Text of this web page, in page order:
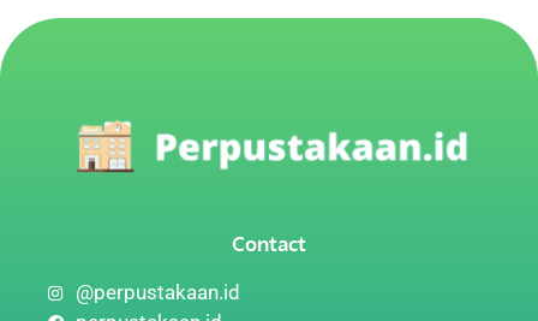
Contact
@perpustakaan.id